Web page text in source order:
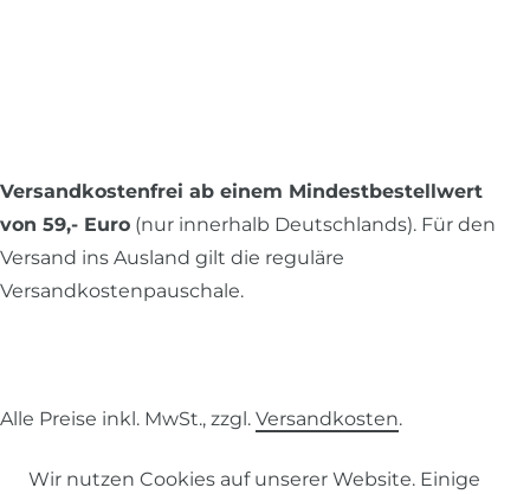
Versandkostenfrei ab einem Mindestbestellwert
von 59,- Euro (nur innerhalb Deutschlands). Für den
Versand ins Ausland gilt die reguläre
Versandkostenpauschale.
Alle Preise inkl. MwSt., zzgl. Versandkosten.
© 2026 SCHÖNER LEBEN.
Wir nutzen Cookies auf unserer Website. Einige